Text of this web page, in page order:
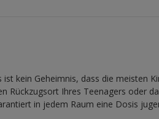
ist kein Geheimnis, dass die meisten
Rückzugsort Ihres Teenagers oder
in jedem Raum eine Dosis